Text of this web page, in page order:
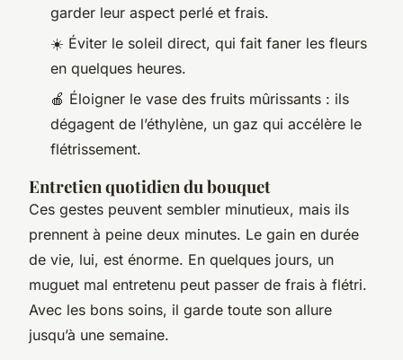
garder leur aspect perlé et frais.
☀️ Éviter le soleil direct, qui fait faner les fleurs
en quelques heures.
🍎 Éloigner le vase des fruits mûrissants : ils
dégagent de l’éthylène, un gaz qui accélère le
flétrissement.
Entretien quotidien du bouquet
Ces gestes peuvent sembler minutieux, mais ils
prennent à peine deux minutes. Le gain en durée
de vie, lui, est énorme. En quelques jours, un
muguet mal entretenu peut passer de frais à flétri.
Avec les bons soins, il garde toute son allure
jusqu’à une semaine.